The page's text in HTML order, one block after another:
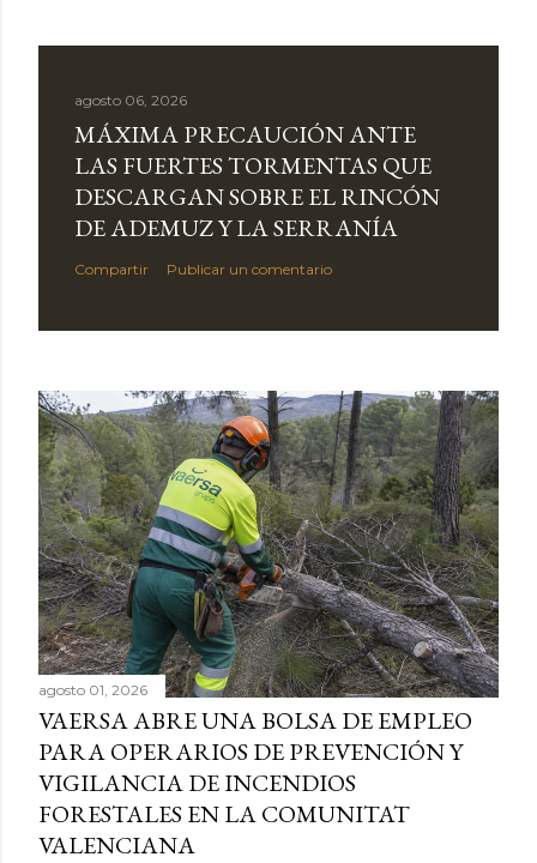
agosto 06, 2026
MÁXIMA PRECAUCIÓN ANTE
LAS FUERTES TORMENTAS QUE
DESCARGAN SOBRE EL RINCÓN
DE ADEMUZ Y LA SERRANÍA
Compartir Publicar un comentario
agosto 01, 2026
VAERSA ABRE UNA BOLSA DE EMPLEO
PARA OPERARIOS DE PREVENCIÓN Y
VIGILANCIA DE INCENDIOS
FORESTALES EN LA COMUNITAT
VALENCIANA